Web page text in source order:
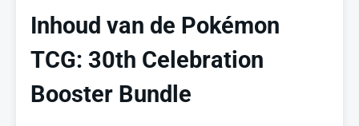
Inhoud van de Pokémon
TCG: 30th Celebration
Booster Bundle